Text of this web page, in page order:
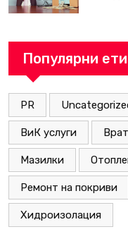
Популярни
PR
ВиК услуги
Мазилки
Ремонт на покриви
Хидроизолация